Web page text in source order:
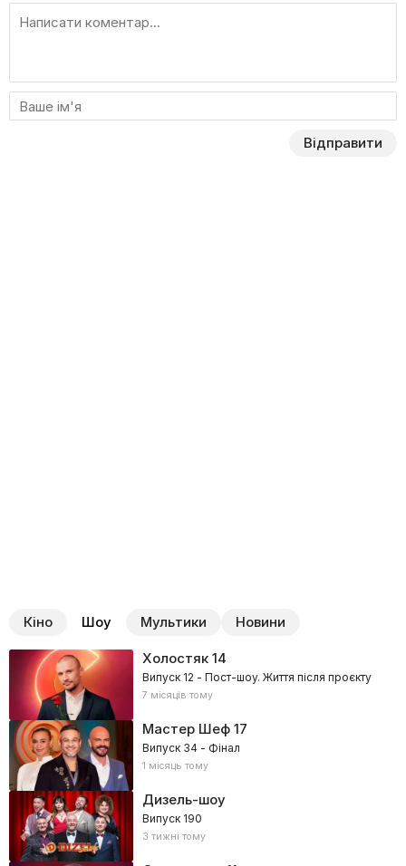
Відправити
Кіно Шоу Мультики Новини
Холостяк14
Випуск 12 - Пост-шоу. Життя після проєкту
7 місяців тому
Мастер Шеф17
Випуск 34 - Фінал
1 місяць тому
Дизель-шоу
Випуск 190
3 тижні тому